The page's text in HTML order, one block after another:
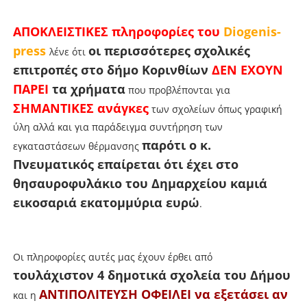
ΑΠΟΚΛΕΙΣΤΙΚΕΣ πληροφορίες του Diogenis-
press λένε ότι οι περισσότερες σχολικές
επιτροπές στο δήμο Κορινθίων ΔΕΝ ΕΧΟΥΝ
ΠΑΡΕΙ τα χρήματαπου προβλέπονται για
ΣΗΜΑΝΤΙΚΕΣ ανάγκεςτων σχολείων όπως γραφική
ύλη αλλά και για παράδειγμα συντήρηση των
εγκαταστάσεων θέρμανσης παρότι ο κ.
Πνευματικός επαίρεται ότι έχει στο
θησαυροφυλάκιο του Δημαρχείου καμιά
εικοσαριά εκατομμύρια ευρώ.
Οι πληροφορίες αυτές μας έχουν έρθει από
τουλάχιστον 4 δημοτικά σχολεία του Δήμου
και η ΑΝΤΙΠΟΛΙΤΕΥΣΗ ΟΦΕΙΛΕΙ να εξετάσει αν